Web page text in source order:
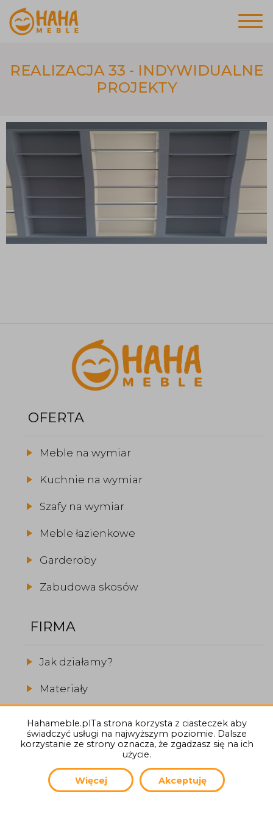
REALIZACJA 33 - INDYWIDUALNE
PROJEKTY
OFERTA
Meble na wymiar
Kuchnie na wymiar
Szafy na wymiar
Meble łazienkowe
Garderoby
Zabudowa skosów
FIRMA
Jak działamy?
Materiały
O firmie
Hahameble.plTa strona korzysta z ciasteczek aby
świadczyć usługi na najwyższym poziomie. Dalsze
korzystanie ze strony oznacza, że zgadzasz się na ich
użycie.
Więcej Akceptuję